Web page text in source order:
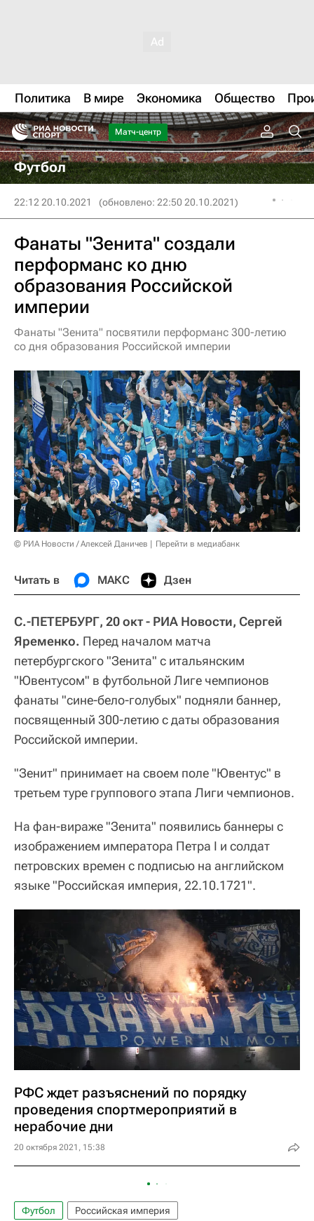
Политика В мире Экономика Общество
Матч-центр
Футбол
22:12 20.10.2021 (обновлено: 22:50 20.10.2021)
Фанаты "Зенита" создали
перформанс ко дню
образования Российской
империи
Фанаты "Зенита" посвятили перформанс 300-летию
со дня образования Российской империи
© РИА Новости / Алексей Даничев Перейти в медиабанк
Читать в МАКС Дзен
С.-ПЕТЕРБУРГ, 20 окт - РИА Новости, Сергей
Яременко. Перед началом матча
петербургского "Зенита" с итальянским
"Ювентусом" в футбольной Лиге чемпионов
фанаты "сине-бело-голубых" подняли баннер,
посвященный 300-летию с даты образования
Российской империи.
"Зенит" принимает на своем поле "Ювентус" в
третьем туре группового этапа Лиги чемпионов.
На фан-вираже "Зенита" появились баннеры с
изображением императора Петра I и солдат
петровских времен с подписью на английском
языке "Российская империя, 22.10.1721".
РФС ждет разъяснений по порядку
проведения спортмероприятий в
нерабочие дни
20 октября 2021, 15:38
Футбол
Российская империя